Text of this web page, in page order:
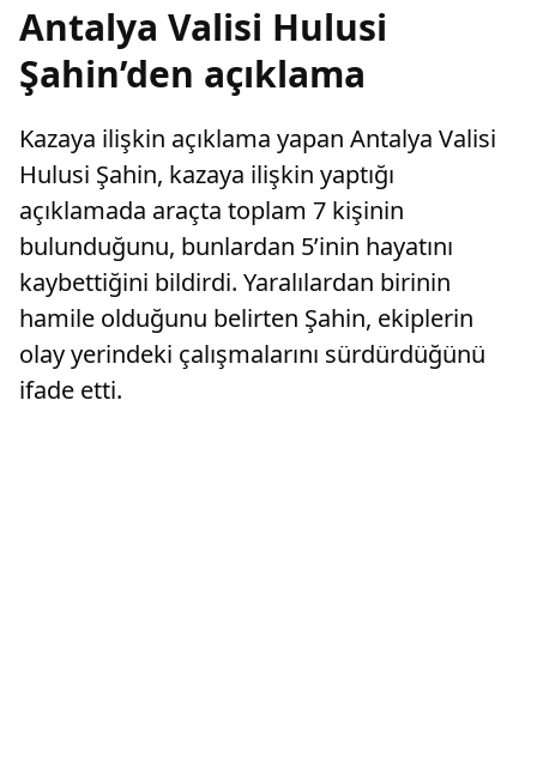
Antalya Valisi Hulusi
Şahin’den açıklama
Kazaya ilişkin açıklama yapan Antalya Valisi
Hulusi Şahin, kazaya ilişkin yaptığı
açıklamada araçta toplam 7 kişinin
bulunduğunu, bunlardan 5’inin hayatını
kaybettiğini bildirdi. Yaralılardan birinin
hamile olduğunu belirten Şahin, ekiplerin
olay yerindeki çalışmalarını sürdürdüğünü
ifade etti.